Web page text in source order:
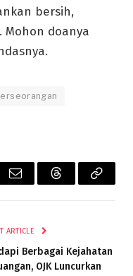
bersih,
doanya
Email ThreadsCopy
ARTICLE
Berbagai Kejahatan
OJK Luncurkan